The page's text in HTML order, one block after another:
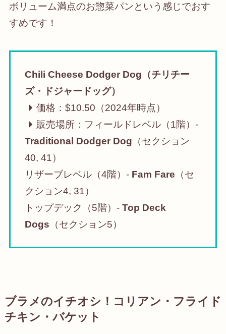
ボリューム満点のお惣菜パンという感じでおす
すめです！
Chili Cheese Dodger Dog（チリチー
ズ・ドジャードッグ）
価格：$10.50（2024年時点）
販売場所：フィールドレベル（1階）-
Traditional Dodger Dog （セクション
40, 41）
リザーブレベル（4階）- Fam Fare （セ
クション4, 31）
トップデック（5階）-Top Deck
Dogs （セクション5）
ブラメのイチオシ！コリアン・フライド
チキン・バケット